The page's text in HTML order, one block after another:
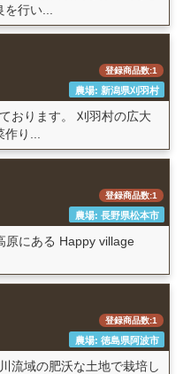
行い...
登録商品数:1
農場: 新潟県刈羽村
おります。 刈羽村の広大
作り...
登録商品数:1
農場: 長野県松本市
原にある Happy village
登録商品数:1
農場: 徳島県阿波市
域の肥沃な土地で栽培し